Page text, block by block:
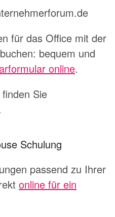
für das Office mit der
bequem und
online.
finden Sie
Schulung
passend zu Ihrer
online für ein